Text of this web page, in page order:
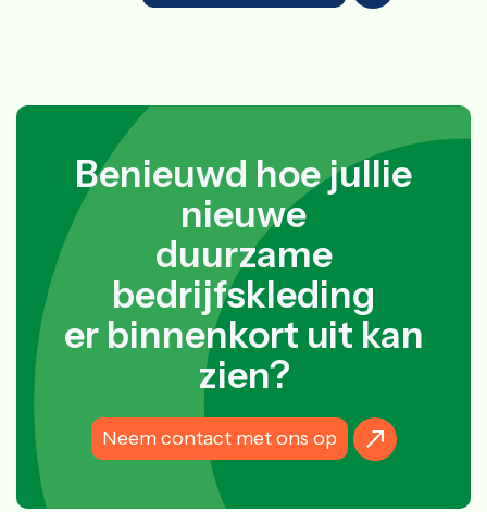
Benieuwd hoe jullie
nieuwe
duurzame
bedrijfskleding
er binnenkort uit kan
zien?
Neem contact met ons op